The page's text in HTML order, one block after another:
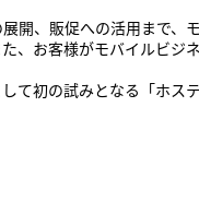
開、販促への活用まで
、お客様がモバイルビ
初の試みとなる「ホス